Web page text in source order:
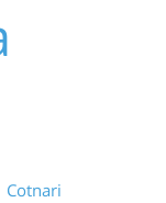
Cotnari